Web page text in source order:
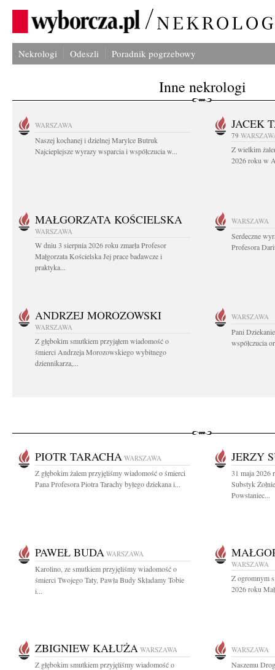
Nekrologi Odeszli Poradnik pogrzebowy
Inne nekrologi
WARSZAWA
Naszej kochanej i dzielnej Marylce Butruk
Najcieplejsze wyrazy wsparcia i współczucia w...
JACEK
79
Z wielkim
2026 roku w
MAŁGORZATA KOŚCIELSKA
WARSZAWA
W dniu 3 sierpnia 2026 roku zmarła Profesor
Małgorzata Kościelska Jej prace badawcze i
praktyka...
WARSZAWA
Serdeczne
Profesora
ANDRZEJ MOROZOWSKI
WARSZAWA
Z głębokim smutkiem przyjąłem wiadomość o
śmierci Andrzeja Morozowskiego wybitnego
dziennikarza,...
WARSZAWA
Pani
współczucia
PIOTR TARACHA WARSZAWA
Z głębokim żalem przyjęliśmy wiadomość o śmierci
Pana Profesora Piotra Tarachy byłego dziekana i...
JERZY
31 maja 2026
Substyk
Powstaniec...
PAWEŁ BUDA WARSZAWA
Karolino, ze smutkiem przyjęliśmy wiadomość o
śmierci Twojego Taty, Pawła Budy Składamy Tobie
i...
WARSZAWA
Z ogromnym
2026 roku
ZBIGNIEW KAŁUŻA WARSZAWA
Z głębokim smutkiem przyjęliśmy wiadomość o
WARSZAWA
Naszemu